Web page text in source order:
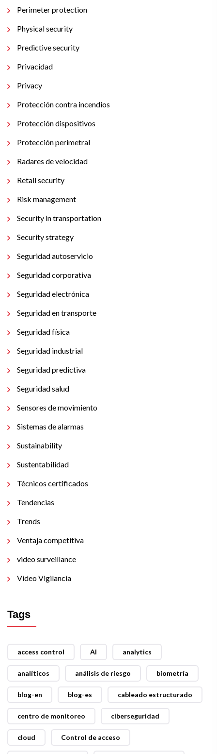
Perimeter protection
Physical security
Predictive security
Privacidad
Privacy
Protección contra incendios
Protección dispositivos
Protección perimetral
Radares de velocidad
Retail security
Risk management
Security in transportation
Security strategy
Seguridad autoservicio
Seguridad corporativa
Seguridad electrónica
Seguridad en transporte
Seguridad física
Seguridad industrial
Seguridad predictiva
Seguridad salud
Sensores de movimiento
Sistemas de alarmas
Sustainability
Sustentabilidad
Técnicos certificados
Tendencias
Trends
Ventaja competitiva
video surveillance
Video Vigilancia
Tags
access control AI analytics
analíticos análisis de riesgo biometría
blog-en blog-es cableado estructurado
centro de monitoreo ciberseguridad
cloud Control de acceso